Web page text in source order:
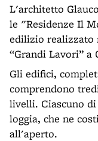
L'architetto
le "Residenze Il
edilizio realizzato
“Grandi Lavori” a
Gli edifici,
comprendono
livelli. Ciascuno
loggia, che ne
all'aperto.